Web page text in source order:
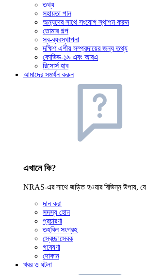
তথ্য
সহায়তা পান
অন্যদের সাথে সংযোগ স্থাপন করুন
তোমার গল্প
স্ব-ব্যবস্থাপনা
দক্ষিণ এশীয় সম্প্রদায়ের জন্য তথ্য
কোভিড-১৯ এবং আরএ
রিসোর্স হাব
আমাদের সমর্থন করুন
এখানে কি?
NRAS-এর সাথে জড়িত হওয়ার বিভিন্ন উপায়,
দান করা
সদস্য হোন
প্রচারণা
তহবিল সংগ্রহ
স্বেচ্ছাসেবক
গবেষণা
দোকান
খবর ও ঘটনা